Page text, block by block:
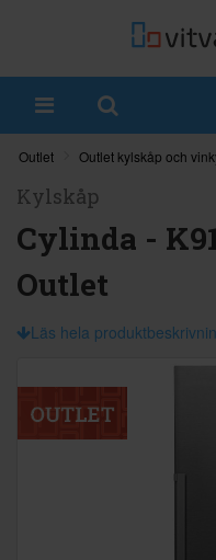
Outlet Outlet kylskåp och
Kylskåp
Cylinda -
Outlet
Läs hela